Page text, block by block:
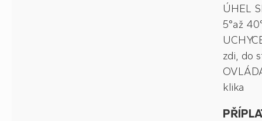
ÚHEL
5°až
zdi, do
klika